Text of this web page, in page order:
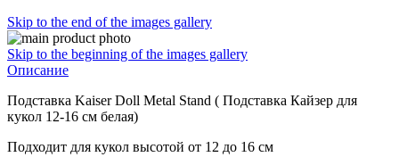
Skip to the end of the images gallery
Skip to the beginning of the images gallery
Описание
Подставка Kaiser Doll Metal Stand ( Подставка Кайзер для
кукол 12-16 см белая)
Подходит для кукол высотой от 12 до 16 см